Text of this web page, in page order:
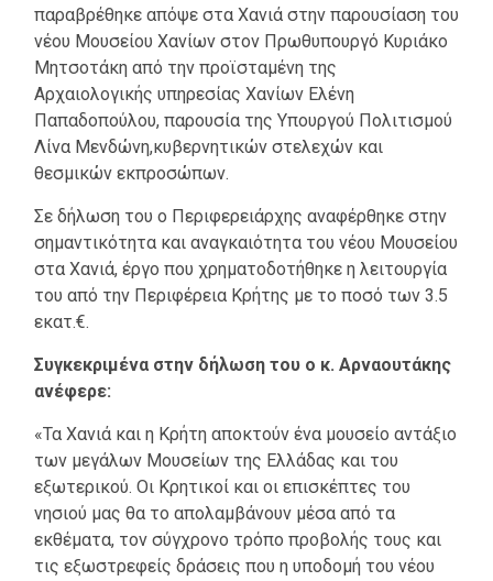
παραβρέθηκε απόψε στα Χανιά στην παρουσίαση του
νέου Μουσείου Χανίων στον Πρωθυπουργό Κυριάκο
Μητσοτάκη από την προϊσταμένη της
Αρχαιολογικής υπηρεσίας Χανίων Ελένη
Παπαδοπούλου, παρουσία της Υπουργού Πολιτισμού
Λίνα Μενδώνη,κυβερνητικών στελεχών και
θεσμικών εκπροσώπων.
Σε δήλωση του ο Περιφερειάρχης αναφέρθηκε στην
σημαντικότητα και αναγκαιότητα του νέου Μουσείου
στα Χανιά, έργο που χρηματοδοτήθηκε η λειτουργία
του από την Περιφέρεια Κρήτης με το ποσό των 3.5
εκατ.€.
Συγκεκριμένα στην δήλωση του ο κ. Αρναουτάκης
ανέφερε:
«Τα Χανιά και η Κρήτη αποκτούν ένα μουσείο αντάξιο
των μεγάλων Μουσείων της Ελλάδας και του
εξωτερικού. Οι Κρητικοί και οι επισκέπτες του
νησιού μας θα το απολαμβάνουν μέσα από τα
εκθέματα, τον σύγχρονο τρόπο προβολής τους και
τις εξωστρεφείς δράσεις που η υποδομή του νέου